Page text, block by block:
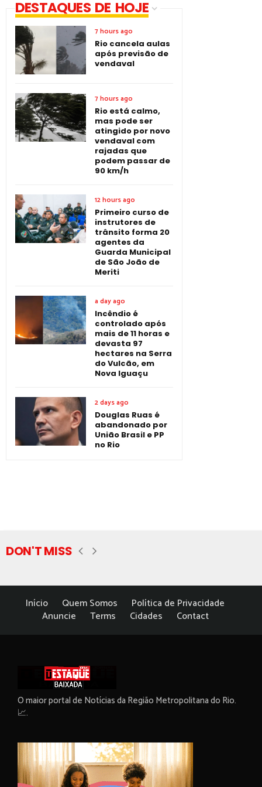
DESTAQUES DE HOJE
7 hours ago
Rio cancela aulas
após previsão de
vendaval
7 hours ago
Rio está calmo,
mas pode ser
atingido por novo
vendaval com
rajadas que
podem passar de
90 km/h
12 hours ago
Primeiro curso de
instrutores de
trânsito forma 20
agentes da
Guarda Municipal
de São João de
Meriti
a day ago
Incêndio é
controlado após
mais de 11 horas e
devasta 97
hectares na Serra
do Vulcão, em
Nova Iguaçu
2 days ago
Douglas Ruas é
abandonado por
União Brasil e PP
no Rio
DON'T MISS
Início Quem Somos
Política de Privacidade
Anuncie
Terms Cidades Contact
O maior portal de Notícias da Região Metropolitana do Rio.
📈.